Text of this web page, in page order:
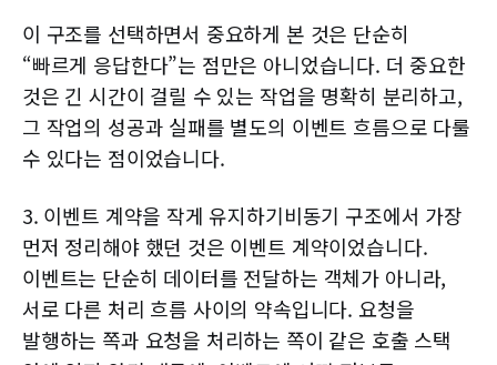
이 구조를 선택하면서 중요하게 본 것은 단순히
“빠르게 응답한다”는 점만은 아니었습니다. 더 중요한
것은 긴 시간이 걸릴 수 있는 작업을 명확히 분리하고,
그 작업의 성공과 실패를 별도의 이벤트 흐름으로 다룰
수 있다는 점이었습니다.
3. 이벤트 계약을 작게 유지하기비동기 구조에서 가장
먼저 정리해야 했던 것은 이벤트 계약이었습니다.
이벤트는 단순히 데이터를 전달하는 객체가 아니라,
서로 다른 처리 흐름 사이의 약속입니다. 요청을
발행하는 쪽과 요청을 처리하는 쪽이 같은 호출 스택